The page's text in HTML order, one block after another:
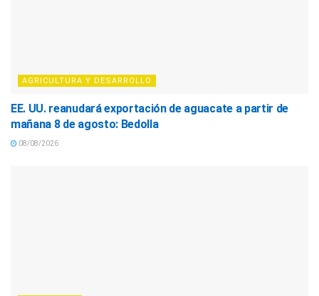
AGRICULTURA Y DESARROLLO
EE. UU. reanudará exportación de aguacate a partir de
mañana 8 de agosto: Bedolla
08/08/2026